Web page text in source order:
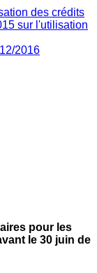
des crédits
sur l'utilisation
2016
pour les
le 30 juin de